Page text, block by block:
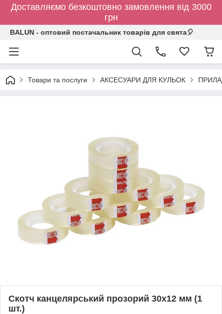
Доставляємо безкоштовно замовлення від 3000
грн
BALUN - оптовий постачальник товарів для свята🎈
Товари та послуги АКСЕСУАРИ ДЛЯ КУЛЬОК
Скотч канцелярський прозорий 30х12 мм (1
шт.)